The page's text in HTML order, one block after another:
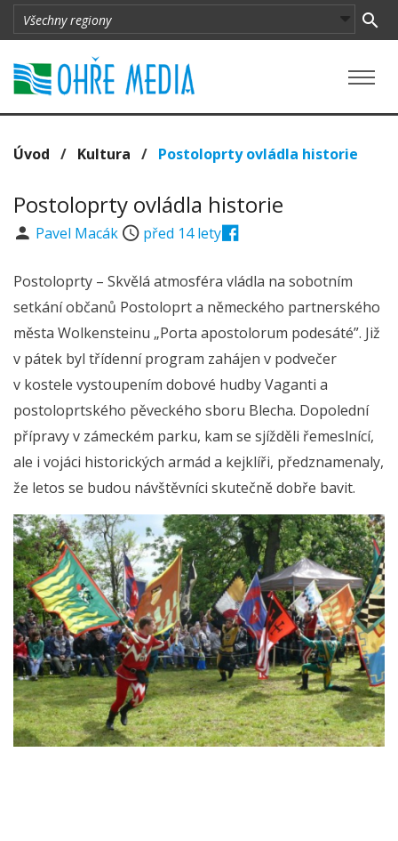
Úvod / Kultura / Postoloprty ovládla historie
Postoloprty ovládla historie
Pavel Macák před 14 lety
Postoloprty – Skvělá atmosféra vládla na sobotním
setkání občanů Postoloprt a německého partnerského
města Wolkensteinu „Porta apostolorum podesáté”. Již
v pátek byl třídenní program zahájen v podvečer
v kostele vystoupením dobové hudby Vaganti a
postoloprtského pěveckého sboru Blecha. Dopolední
přípravy v zámeckém parku, kam se sjížděli řemeslnící,
ale i vojáci historických armád a kejklíři, předznamenaly,
že letos se budou návštěvníci skutečně dobře bavit.